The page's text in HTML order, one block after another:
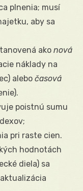
plnenia; musí
aby sa
ako nová
náklady na
alebo časová
poistnú sumu
pri raste cien.
hodnotách
diela) sa